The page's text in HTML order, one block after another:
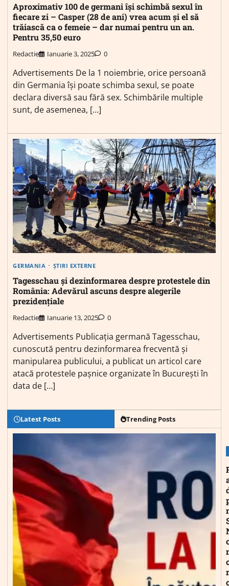
Aproximativ 100 de germani își schimbă sexul în
fiecare zi – Casper (28 de ani) vrea acum și el să
trăiască ca o femeie – dar numai pentru un an.
Pentru 35,50 euro
Redactie Ianuarie 3, 2025 0
Advertisements De la 1 noiembrie, orice persoană
din Germania își poate schimba sexul, se poate
declara diversă sau fără sex. Schimbările multiple
sunt, de asemenea, […]
GERMANIA ȘTIRI EXTERNE
Tagesschau și dezinformarea despre protestele din
România: Adevărul ascuns despre alegerile
prezidențiale
Redactie Ianuarie 13, 2025 0
Advertisements Publicația germană Tagesschau,
cunoscută pentru dezinformarea frecventă și
manipularea publicului, a publicat un articol care
atacă protestele pașnice organizate în București în
data de […]
Latest Posts Trending Posts